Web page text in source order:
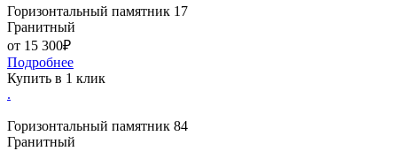
Горизонтальный памятник 17
Гранитный
от 15 300₽
Подробнее
Купить в 1 клик
.
Горизонтальный памятник 84
Гранитный